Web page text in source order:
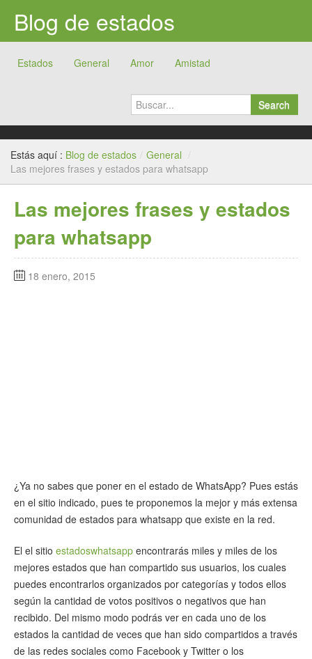
Blog de estados
Estados General Amor Amistad
Search
Estás aquí : Blog de estados / General /
Las mejores frases y estados para whatsapp
Las mejores frases y estados
para whatsapp
18 enero, 2015
¿Ya no sabes que poner en el estado de WhatsApp? Pues estás
en el sitio indicado, pues te proponemos la mejor y más extensa
comunidad de estados para whatsapp que existe en la red.
El el sitio estadoswhatsapp encontrarás miles y miles de los
mejores estados que han compartido sus usuarios, los cuales
puedes encontrarlos organizados por categorías y todos ellos
según la cantidad de votos positivos o negativos que han
recibido. Del mismo modo podrás ver en cada uno de los
estados la cantidad de veces que han sido compartidos a través
de las redes sociales como Facebook y Twitter o los